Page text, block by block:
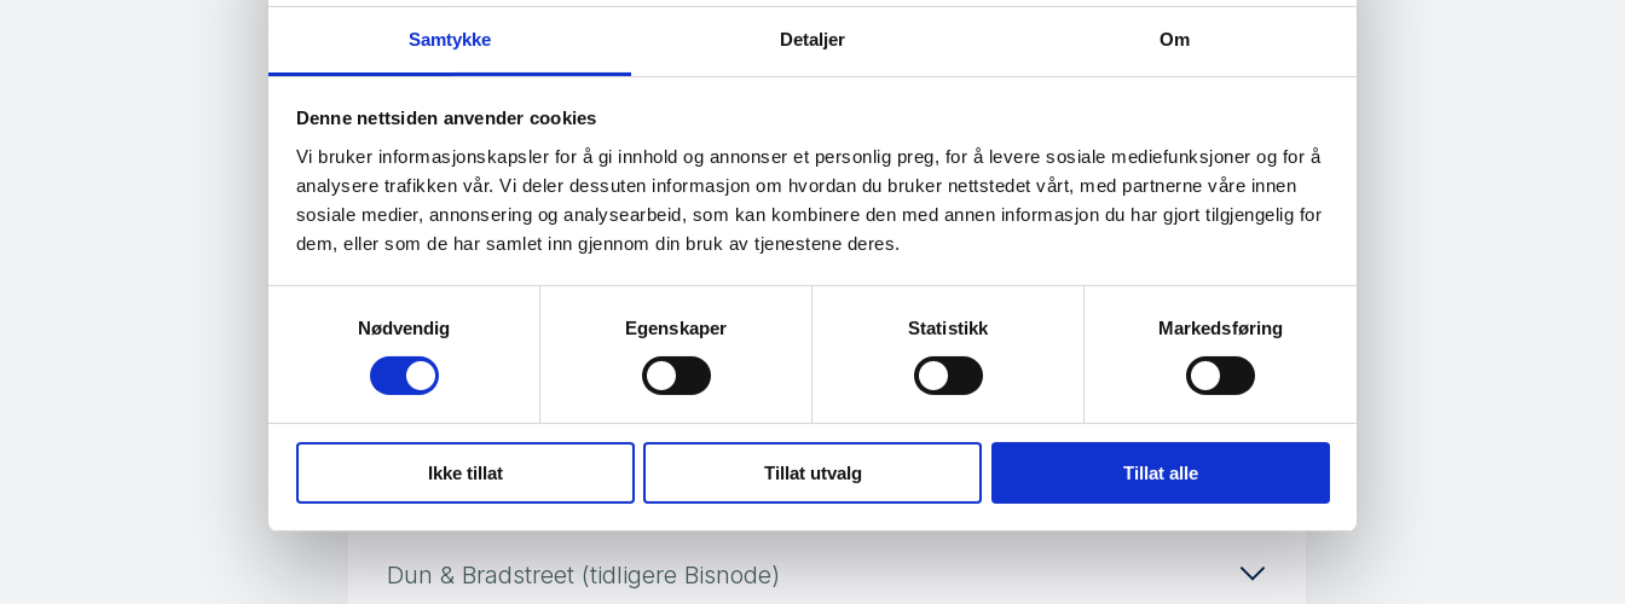
Samtykke Detaljer Om
Denne nettsiden anvender cookies
Vi bruker informasjonskapsler for å gi innhold og annonser et personlig preg, for å levere sosiale mediefunksjoner og for å
analysere trafikken vår. Vi deler dessuten informasjon om hvordan du bruker nettstedet vårt, med partnerne våre innen
sosiale medier, annonsering og analysearbeid, som kan kombinere den med annen informasjon du har gjort tilgjengelig for
dem, eller som de har samlet inn gjennom din bruk av tjenestene deres.
Nødvendig
Egenskaper Statistikk Markedsføring
Ikke tillat Tillat utvalg Tillat alle
Det er viktig å se på et eventuelt gjenpartsbrev hvem som ber om kredittvurdering.
Inkassobyråer vil få innsyn selv om du har satt på frivillig sperring av kreditt. Da vil du
også få gjenpartsbrev i posten.
Logg deg inn med BankID på “min side” hos den enkelte aktør for å aktivere frivillig
kredittsperre.
Kontaktinfo til kredittopplysningsbyråer
Dun & Bradstreet (tidligere Bisnode)